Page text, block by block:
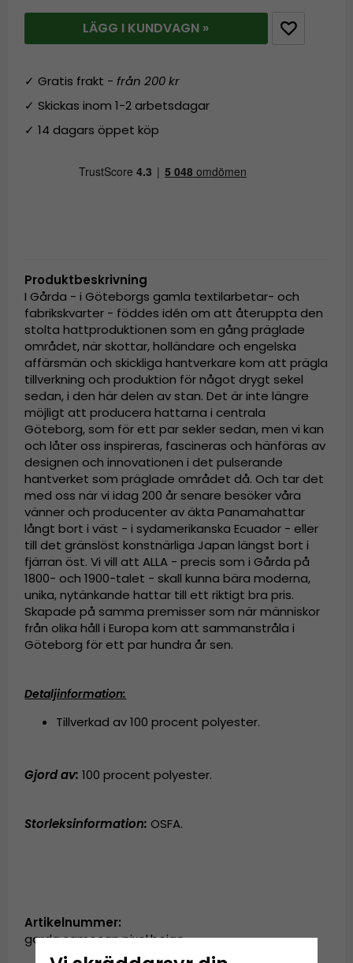
LÄGG I KUNDVAGN »
✓ Gratis frakt -från 200 kr
✓ Skickas inom 1-2 arbetsdagar
✓ 14 dagars öppet köp
Produktbeskrivning
I Gårda - i Göteborgs gamla textilarbetar- och
fabrikskvarter - föddes idén om att återuppta den
stolta hattproduktionen som en gång präglade
området, när skottar, holländare och engelska
affärsmän och skickliga hantverkare kom att prägla
tillverkning och produktion för något drygt sekel
sedan, i den här delen av stan. Det är inte längre
möjligt att producera hattarna i centrala
Göteborg, som för ett par sekler sedan, men vi kan
och låter oss inspireras, fascineras och hänföras av
designen och innovationen i det pulserande
hantverket som präglade området då. Och tar det
med oss när vi idag 200 år senare besöker våra
vänner och producenter av äkta Panamahattar
långt bort i väst - i sydamerikanska Ecuador - eller
till det gränslöst konstnärliga Japan längst bort i
fjärran öst. Vi vill att ALLA - precis som i Gårda på
1800- och 1900-talet - skall kunna bära moderna,
unika, nytänkande hattar till ett riktigt bra pris.
Skapade på samma premisser som när människor
från olika håll i Europa kom att sammanstråla i
Göteborg för ett par hundra år sen.
Detaljinformation:
Tillverkad av 100 procent polyester.
Gjord av: 100 procent polyester.
Storleksinformation: OSFA.
Artikelnummer:
garda.camocap.pixel.beige